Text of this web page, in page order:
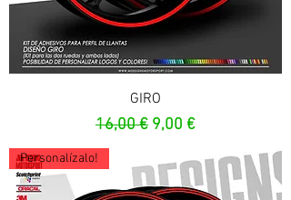
GIRO
Prezzo regolare
16,00 € Prezzo scontato
9,00 €
Personalízalo!